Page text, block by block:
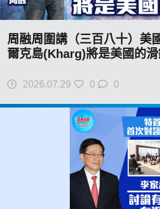
周融周圍講（三百八十）美
爾克島(Kharg)將是美國的滑
2026.07.29 0 0